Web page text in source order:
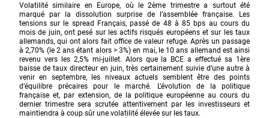
Volatilité similaire en Europe, où le 2ème trimestre a surtout été
marqué par la dissolution surprise de l’assemblée française. Les
tensions sur le spread Français, passé de 48 à 85 bps au cours du
mois de juin, ont pesé sur les actifs risqués européens et sur les taux
allemands, qui ont alors fait office de valeur refuge. Après un passage
à 2,70% (le 2 ans étant alors > 3%) en mai, le 10 ans allemand est ainsi
revenu vers les 2,5% mi-juillet. Alors que la BCE a effectué sa 1ère
baisse de taux directeur en juin, très certainement suivie d’une autre à
venir en septembre, les niveaux actuels semblent être des points
d’équilibre précaires pour le marché. L’évolution de la politique
française et, par extension, de la politique européenne au cours du
dernier trimestre sera scrutée attentivement par les investisseurs et
maintiendra à coup sûr une volatilité élevée sur les taux.